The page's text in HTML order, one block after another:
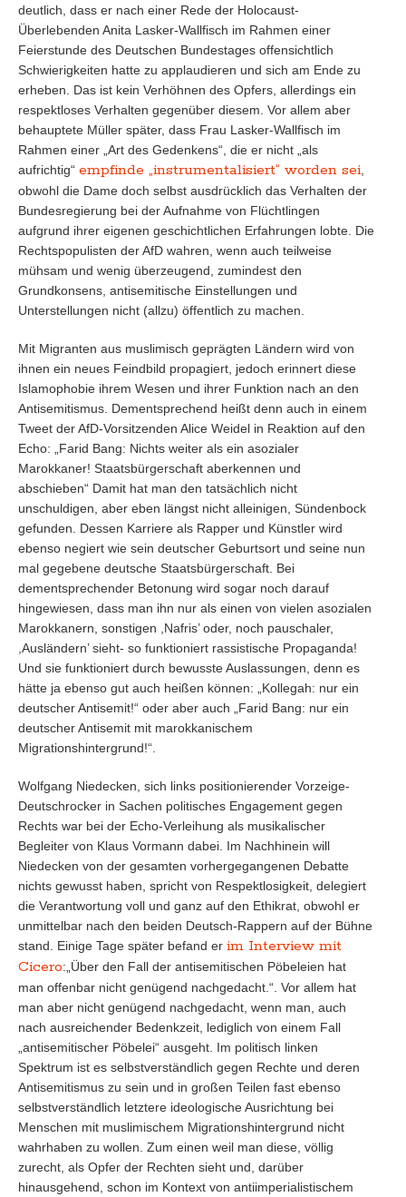
deutlich, dass er nach einer Rede der Holocaust-
Überlebenden Anita Lasker-Wallfisch im Rahmen einer
Feierstunde des Deutschen Bundestages offensichtlich
Schwierigkeiten hatte zu applaudieren und sich am Ende zu
erheben. Das ist kein Verhöhnen des Opfers, allerdings ein
respektloses Verhalten gegenüber diesem. Vor allem aber
behauptete Müller später, dass Frau Lasker-Wallfisch im
Rahmen einer „Art des Gedenkens“, die er nicht „als
aufrichtig“ empfinde „instrumentalisiert“ worden sei
obwohl die Dame doch selbst ausdrücklich das Verhalten der
Bundesregierung bei der Aufnahme von Flüchtlingen
aufgrund ihrer eigenen geschichtlichen Erfahrungen lobte. Die
Rechtspopulisten der AfD wahren, wenn auch teilweise
mühsam und wenig überzeugend, zumindest den
Grundkonsens, antisemitische Einstellungen und
Unterstellungen nicht (allzu) öffentlich zu machen.
Mit Migranten aus muslimisch geprägten Ländern wird von
ihnen ein neues Feindbild propagiert, jedoch erinnert diese
Islamophobie ihrem Wesen und ihrer Funktion nach an den
Antisemitismus. Dementsprechend heißt denn auch in einem
Tweet der AfD-Vorsitzenden Alice Weidel in Reaktion auf den
Echo: „Farid Bang: Nichts weiter als ein asozialer
Marokkaner! Staatsbürgerschaft aberkennen und
abschieben“ Damit hat man den tatsächlich nicht
unschuldigen, aber eben längst nicht alleinigen, Sündenbock
gefunden. Dessen Karriere als Rapper und Künstler wird
ebenso negiert wie sein deutscher Geburtsort und seine nun
mal gegebene deutsche Staatsbürgerschaft. Bei
dementsprechender Betonung wird sogar noch darauf
hingewiesen, dass man ihn nur als einen von vielen asozialen
Marokkanern, sonstigen ,Nafris’ oder, noch pauschaler,
,Ausländern’ sieht- so funktioniert rassistische Propaganda!
Und sie funktioniert durch bewusste Auslassungen, denn es
hätte ja ebenso gut auch heißen können: „Kollegah: nur ein
deutscher Antisemit!“ oder aber auch „Farid Bang: nur ein
deutscher Antisemit mit marokkanischem
Migrationshintergrund!“.
Wolfgang Niedecken, sich links positionierender Vorzeige-
Deutschrocker in Sachen politisches Engagement gegen
Rechts war bei der Echo-Verleihung als musikalischer
Begleiter von Klaus Vormann dabei. Im Nachhinein will
Niedecken von der gesamten vorhergegangenen Debatte
nichts gewusst haben, spricht von Respektlosigkeit, delegiert
die Verantwortung voll und ganz auf den Ethikrat, obwohl er
unmittelbar nach den beiden Deutsch-Rappern auf der Bühne
stand. Einige Tage später befand er im Interview mit
Cicero:„Über den Fall der antisemitischen Pöbeleien hat
man offenbar nicht genügend nachgedacht.“. Vor allem hat
man aber nicht genügend nachgedacht, wenn man, auch
nach ausreichender Bedenkzeit, lediglich von einem Fall
„antisemitischer Pöbelei“ ausgeht. Im politisch linken
Spektrum ist es selbstverständlich gegen Rechte und deren
Antisemitismus zu sein und in großen Teilen fast ebenso
selbstverständlich letztere ideologische Ausrichtung bei
Menschen mit muslimischem Migrationshintergrund nicht
wahrhaben zu wollen. Zum einen weil man diese, völlig
zurecht, als Opfer der Rechten sieht und, darüber
hinausgehend, schon im Kontext von antiimperialistischem